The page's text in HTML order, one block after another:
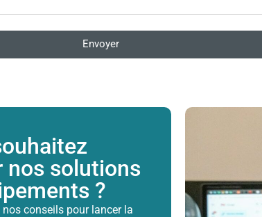
Envoyer
nos solutions
?
nos conseils pour lancer la